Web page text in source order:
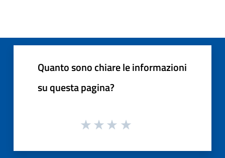
Quanto sono chiare le informazioni
su questa pagina?